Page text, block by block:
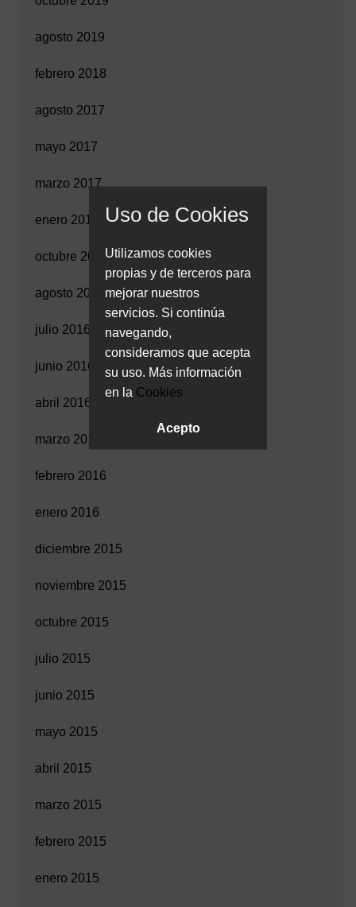
agosto 2019
febrero 2018
agosto 2017
mayo 2017
marzo 2017
enero 2017
octubre 2016
agosto 2016
julio 2016
junio 2016
abril 2016
marzo 2016
febrero 2016
enero 2016
diciembre 2015
noviembre 2015
octubre 2015
julio 2015
junio 2015
mayo 2015
abril 2015
marzo 2015
febrero 2015
enero 2015
Uso de Cookies
Utilizamos cookies
propias y de terceros para
mejorar nuestros
servicios. Si continúa
navegando,
consideramos que acepta
su uso. Más información
en la Cookies
Acepto